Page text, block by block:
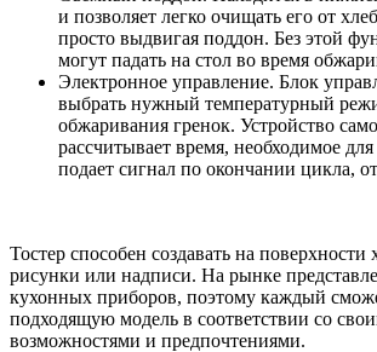
и позволяет легко очищать его от
просто выдвигая поддон. Без этой
могут падать на стол во время
Электронное управление. Блок
выбрать нужный температурный
обжаривания гренок. Устройство
рассчитывает время, необходимое
подает сигнал по окончании цикла,
Тостер способен создавать на поверхности
рисунки или надписи. На рынке
кухонных приборов, поэтому каждый
подходящую модель в соответствии со
возможностями и предпочтениями.